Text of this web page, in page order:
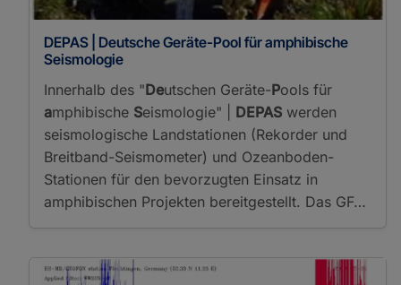
DEPAS | Deutsche Geräte-Pool für amphibische
Seismologie
Innerhalb des "Deutschen Geräte-Pools für
amphibische Seismologie" | DEPAS werden
seismologische Landstationen (Rekorder und
Breitband-Seismometer) und Ozeanboden-
Stationen für den bevorzugten Einsatz in
amphibischen Projekten bereitgestellt. Das GF…